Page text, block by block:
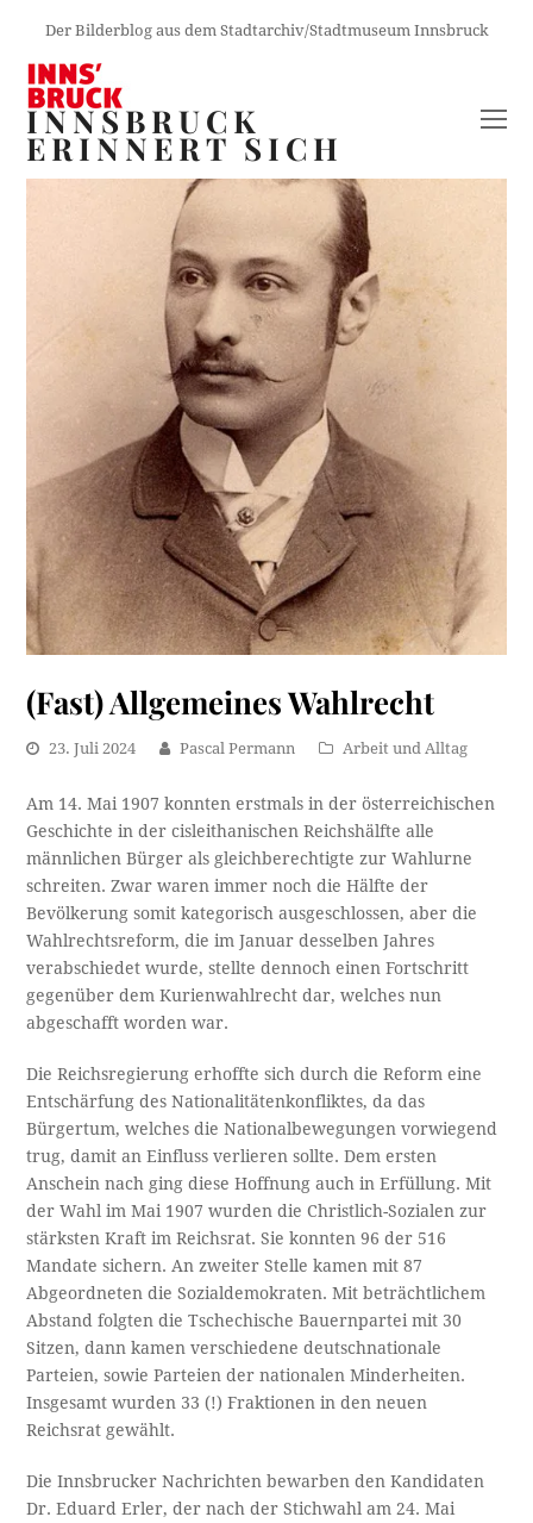
Der Bilderblog aus dem Stadtarchiv/Stadtmuseum Innsbruck
INNSBRUCK
ERINNERT SICH
(Fast) Allgemeines Wahlrecht
23. Juli 2024 Pascal Permann Arbeit und Alltag
Am 14. Mai 1907 konnten erstmals in der österreichischen
Geschichte in der cisleithanischen Reichshälfte alle
männlichen Bürger als gleichberechtigte zur Wahlurne
schreiten. Zwar waren immer noch die Hälfte der
Bevölkerung somit kategorisch ausgeschlossen, aber die
Wahlrechtsreform, die im Januar desselben Jahres
verabschiedet wurde, stellte dennoch einen Fortschritt
gegenüber dem Kurienwahlrecht dar, welches nun
abgeschafft worden war.
Die Reichsregierung erhoffte sich durch die Reform eine
Entschärfung des Nationalitätenkonfliktes, da das
Bürgertum, welches die Nationalbewegungen vorwiegend
trug, damit an Einfluss verlieren sollte. Dem ersten
Anschein nach ging diese Hoffnung auch in Erfüllung. Mit
der Wahl im Mai 1907 wurden die Christlich-Sozialen zur
stärksten Kraft im Reichsrat. Sie konnten 96 der 516
Mandate sichern. An zweiter Stelle kamen mit 87
Abgeordneten die Sozialdemokraten. Mit beträchtlichem
Abstand folgten die Tschechische Bauernpartei mit 30
Sitzen, dann kamen verschiedene deutschnationale
Parteien, sowie Parteien der nationalen Minderheiten.
Insgesamt wurden 33 (!) Fraktionen in den neuen
Reichsrat gewählt.
Die Innsbrucker Nachrichten bewarben den Kandidaten
Dr. Eduard Erler, der nach der Stichwahl am 24. Mai